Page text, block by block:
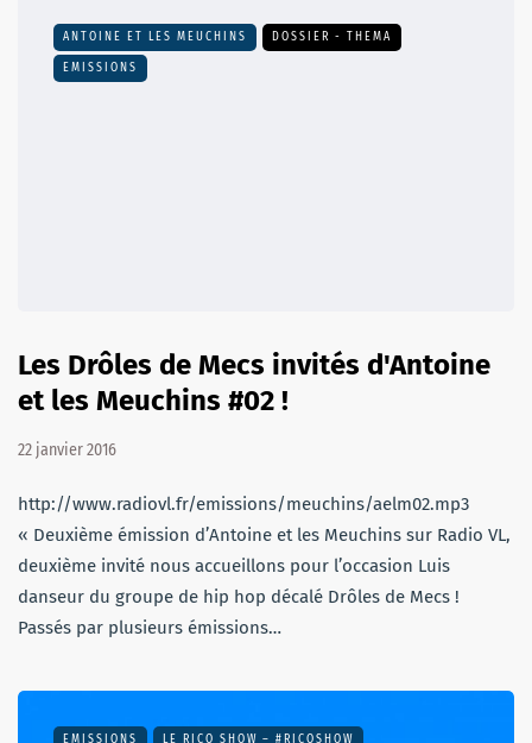
ANTOINE ET LES MEUCHINS DOSSIER - THEMA
EMISSIONS
Les Drôles de Mecs invités d'Antoine
et les Meuchins #02 !
22 janvier 2016
http://www.radiovl.fr/emissions/meuchins/aelm02.mp3
« Deuxième émission d’Antoine et les Meuchins sur Radio VL,
deuxième invité nous accueillons pour l’occasion Luis
danseur du groupe de hip hop décalé Drôles de Mecs !
Passés par plusieurs émissions…
EMISSIONS LE RICO SHOW – #RICOSHOW